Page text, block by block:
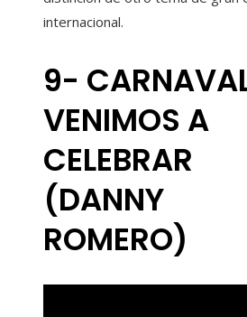
internacional.
9-
VENIMOS A
CELEBRAR
(DANNY
ROMERO)